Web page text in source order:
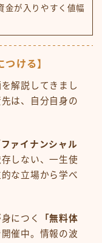
金が入りやすく値幅
つける】
解説してきまし
は、自分自身の
ファイナンシャル
しない、一生使
な立場から学べ
につく
「無料体
催中。情報の波